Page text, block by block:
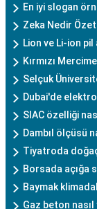
En iyi slogan
Zeka Nedir
Lion ve Li-ion pil
Kırmızı
Selçuk
Dubai'de
SIAC özelliği
Dambıl ölçüsü
Tiyatroda
Borsada açığa
Baymak
Gaz beton nasıl